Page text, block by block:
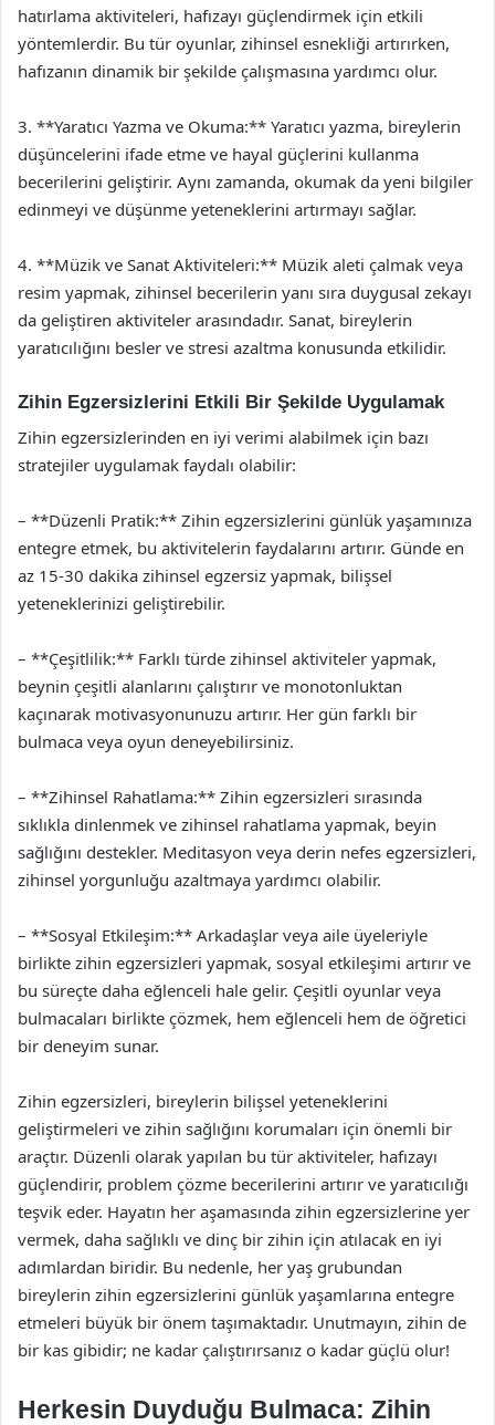
hatırlama aktiviteleri, hafızayı güçlendirmek için etkili
yöntemlerdir. Bu tür oyunlar, zihinsel esnekliği artırırken,
hafızanın dinamik bir şekilde çalışmasına yardımcı olur.
3. **Yaratıcı Yazma ve Okuma:** Yaratıcı yazma, bireylerin
düşüncelerini ifade etme ve hayal güçlerini kullanma
becerilerini geliştirir. Aynı zamanda, okumak da yeni bilgiler
edinmeyi ve düşünme yeteneklerini artırmayı sağlar.
4. **Müzik ve Sanat Aktiviteleri:** Müzik aleti çalmak veya
resim yapmak, zihinsel becerilerin yanı sıra duygusal zekayı
da geliştiren aktiviteler arasındadır. Sanat, bireylerin
yaratıcılığını besler ve stresi azaltma konusunda etkilidir.
Zihin Egzersizlerini Etkili Bir Şekilde Uygulamak
Zihin egzersizlerinden en iyi verimi alabilmek için bazı
stratejiler uygulamak faydalı olabilir:
– **Düzenli Pratik:** Zihin egzersizlerini günlük yaşamınıza
entegre etmek, bu aktivitelerin faydalarını artırır. Günde en
az 15-30 dakika zihinsel egzersiz yapmak, bilişsel
yeteneklerinizi geliştirebilir.
– **Çeşitlilik:** Farklı türde zihinsel aktiviteler yapmak,
beynin çeşitli alanlarını çalıştırır ve monotonluktan
kaçınarak motivasyonunuzu artırır. Her gün farklı bir
bulmaca veya oyun deneyebilirsiniz.
– **Zihinsel Rahatlama:** Zihin egzersizleri sırasında
sıklıkla dinlenmek ve zihinsel rahatlama yapmak, beyin
sağlığını destekler. Meditasyon veya derin nefes egzersizleri,
zihinsel yorgunluğu azaltmaya yardımcı olabilir.
– **Sosyal Etkileşim:** Arkadaşlar veya aile üyeleriyle
birlikte zihin egzersizleri yapmak, sosyal etkileşimi artırır ve
bu süreçte daha eğlenceli hale gelir. Çeşitli oyunlar veya
bulmacaları birlikte çözmek, hem eğlenceli hem de öğretici
bir deneyim sunar.
Zihin egzersizleri, bireylerin bilişsel yeteneklerini
geliştirmeleri ve zihin sağlığını korumaları için önemli bir
araçtır. Düzenli olarak yapılan bu tür aktiviteler, hafızayı
güçlendirir, problem çözme becerilerini artırır ve yaratıcılığı
teşvik eder. Hayatın her aşamasında zihin egzersizlerine yer
vermek, daha sağlıklı ve dinç bir zihin için atılacak en iyi
adımlardan biridir. Bu nedenle, her yaş grubundan
bireylerin zihin egzersizlerini günlük yaşamlarına entegre
etmeleri büyük bir önem taşımaktadır. Unutmayın, zihin de
bir kas gibidir; ne kadar çalıştırırsanız o kadar güçlü olur!
Herkesin Duyduğu Bulmaca: Zihin